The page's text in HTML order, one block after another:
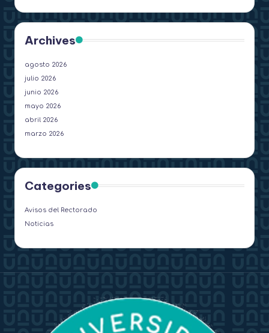
Archives
agosto 2026
julio 2026
junio 2026
mayo 2026
abril 2026
marzo 2026
Categories
Avisos del Rectorado
Noticias